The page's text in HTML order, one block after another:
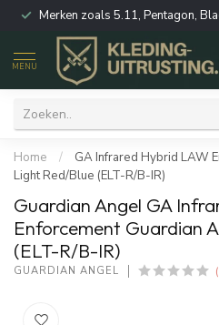
Merken zoals 5.11, Pentagon,
MENU
Home /
GA Infrared Hybrid LAW
Light Red/Blue (ELT-R/B-IR)
Guardian Angel GA
Enforcement Guardian
(ELT-R/B-IR)
GUARDIAN ANGEL